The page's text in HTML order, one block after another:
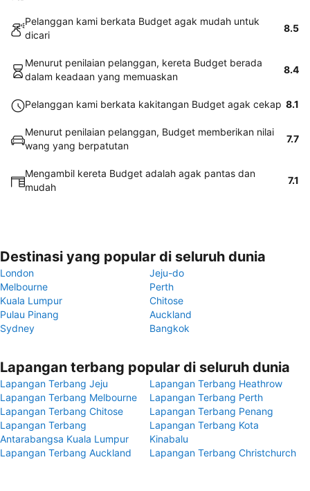
Pelanggan kami berkata Budget agak mudah untuk
dicari
8.5
Menurut penilaian pelanggan, kereta Budget berada
dalam keadaan yang memuaskan
8.4
Pelanggan kami berkata kakitangan Budget agak cekap 8.1
Menurut penilaian pelanggan, Budget memberikan nilai
wang yang berpatutan
7.7
Mengambil kereta Budget adalah agak pantas dan
mudah
7.1
Destinasi yang popular di seluruh dunia
London
Jeju-do
Melbourne
Perth
Kuala Lumpur
Chitose
Pulau Pinang
Auckland
Sydney
Bangkok
Lapangan terbang popular di seluruh dunia
Lapangan Terbang Jeju
Lapangan Terbang Heathrow
Lapangan Terbang Melbourne
Lapangan Terbang Perth
Lapangan Terbang Chitose
Lapangan Terbang Penang
Lapangan Terbang
Antarabangsa Kuala Lumpur
Lapangan Terbang Kota
Kinabalu
Lapangan Terbang Auckland
Lapangan Terbang Christchurch